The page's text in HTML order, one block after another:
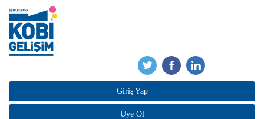
Giriş Yap
Üye Ol